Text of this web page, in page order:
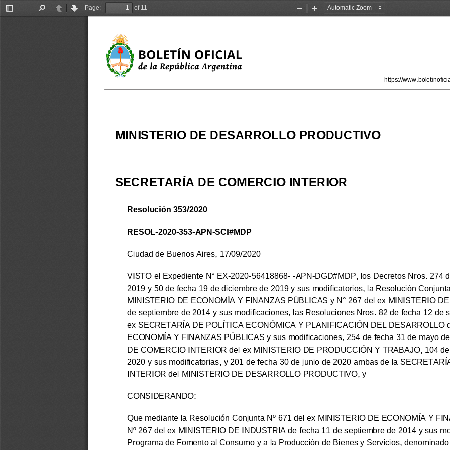
Toggle
PreviousNext
Page:
of 11
Zoom
Zoom
https://
MINISTERIO DE DESARROLLO PRODUCTIVO
SECRETARÍA DE COMERCIO INTERIOR
Resolución 353/2020
RESOL-2020-353-APN-SCI#MDP
Ciudad de Buenos Aires, 17/09/2020
VISTO el Expediente N° EX-2020-56418868- -APN-DGD#MDP, los Decretos Nros. 274
2019 y 50 de fecha 19 de diciembre de 2019 y sus modificatorios, la Resolución
MINISTERIO DE ECONOMÍA Y FINANZAS PÚBLICAS y N° 267 del ex MINISTERIO
de septiembre de 2014 y sus modificaciones, las Resoluciones Nros. 82 de fecha 12 de
ex SECRETARÍA DE POLÍTICA ECONÓMICA Y PLANIFICACIÓN DEL DESARROLLO
ECONOMÍA Y FINANZAS PÚBLICAS y sus modificaciones, 254 de fecha 31 de mayo
DE COMERCIO INTERIOR del ex MINISTERIO DE PRODUCCIÓN Y TRABAJO, 104
2020 y sus modificatorias, y 201 de fecha 30 de junio de 2020 ambas de la
INTERIOR del MINISTERIO DE DESARROLLO PRODUCTIVO, y
CONSIDERANDO:
Que mediante la Resolución Conjunta Nº 671 del ex MINISTERIO DE ECONOMÍA Y
Nº 267 del ex MINISTERIO DE INDUSTRIA de fecha 11 de septiembre de 2014 y sus
Programa de Fomento al Consumo y a la Producción de Bienes y Servicios, denominado